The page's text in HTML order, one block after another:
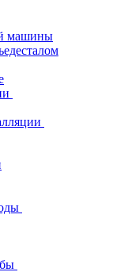
машины